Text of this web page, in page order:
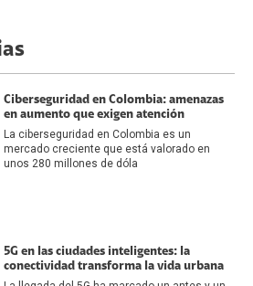
Ciberseguridad en Colombia: amenazas
en aumento que exigen atención
La ciberseguridad en Colombia es un
mercado creciente que está valorado en
unos 280 millones de dóla
5G en las ciudades inteligentes: la
conectividad transforma la vida urbana